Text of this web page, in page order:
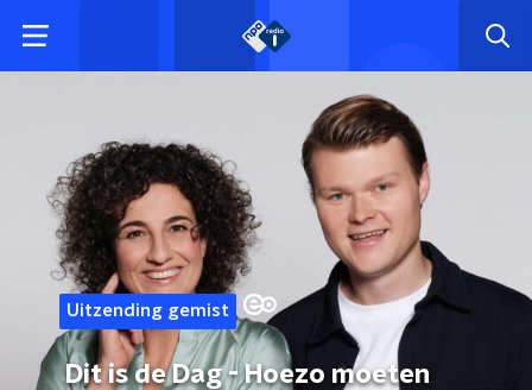
Uitzending gemist
Dit is de Dag - Hoezo moeten